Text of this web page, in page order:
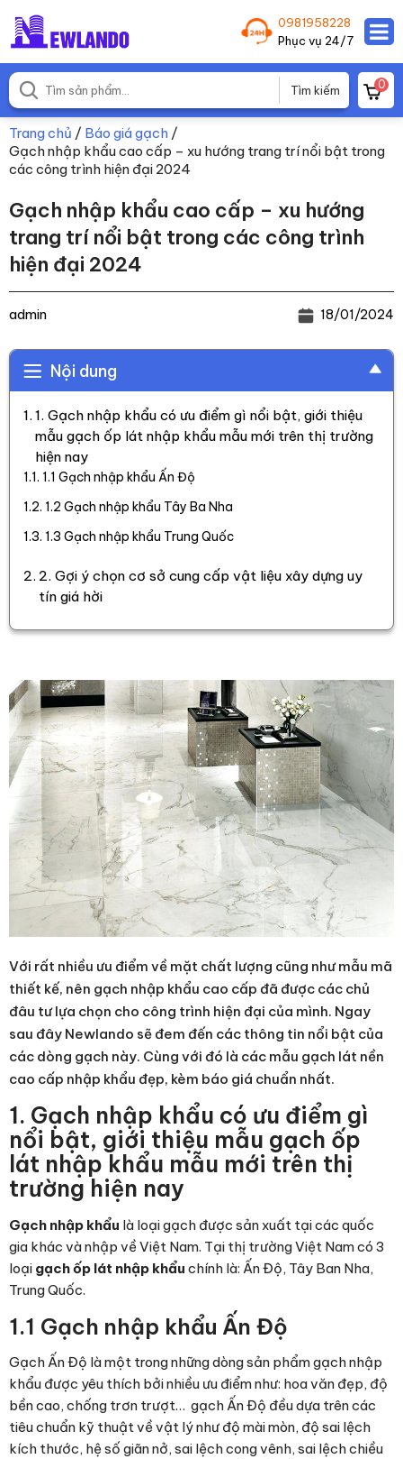
0981958228
Phục vụ 24/7
0
Trang chủ / Báo giá gạch /
Gạch nhập khẩu cao cấp – xu hướng trang trí nổi bật trong
các công trình hiện đại 2024
Gạch nhập khẩu cao cấp – xu hướng
trang trí nổi bật trong các công trình
hiện đại 2024
admin 18/01/2024
Nội dung
1. Gạch nhập khẩu có ưu điểm gì nổi bật, giới thiệu
mẫu gạch ốp lát nhập khẩu mẫu mới trên thị trường
hiện nay
1.1 Gạch nhập khẩu Ấn Độ
1.2 Gạch nhập khẩu Tây Ba Nha
1.3 Gạch nhập khẩu Trung Quốc
2. Gợi ý chọn cơ sở cung cấp vật liệu xây dựng uy
tín giá hời
Với rất nhiều ưu điểm về mặt chất lượng cũng như mẫu mã
thiết kế, nên gạch nhập khẩu cao cấp đã được các chủ
đâu tư lựa chọn cho công trình hiện đại của mình. Ngay
sau đây Newlando sẽ đem đến các thông tin nổi bật của
các dòng gạch này. Cùng với đó là các mẫu gạch lát nền
cao cấp nhập khẩu đẹp, kèm báo giá chuẩn nhất.
1. Gạch nhập khẩu có ưu điểm gì
nổi bật, giới thiệu mẫu gạch ốp
lát nhập khẩu mẫu mới trên thị
trường hiện nay
Gạch nhập khẩu là loại gạch được sản xuất tại các quốc
gia khác và nhập về Việt Nam. Tại thị trường Việt Nam có 3
loại gạch ốp lát nhập khẩu chính là: Ấn Độ, Tây Ban Nha,
Trung Quốc.
1.1 Gạch nhập khẩu Ấn Độ
Gạch Ấn Độ là một trong những dòng sản phẩm gạch nhập
khẩu được yêu thích bởi nhiều ưu điểm như: hoa văn đẹp, độ
bền cao, chống trơn trượt… gạch Ấn Độ đều dựa trên các
tiêu chuẩn kỹ thuật về vật lý như độ mài mòn, độ sai lệch
kích thước, hệ số giãn nở, sai lệch cong vênh, sai lệch chiều